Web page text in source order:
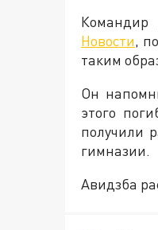
Командир
Новости,
таким
Он
этого
получили
гимназии.
Авидзба